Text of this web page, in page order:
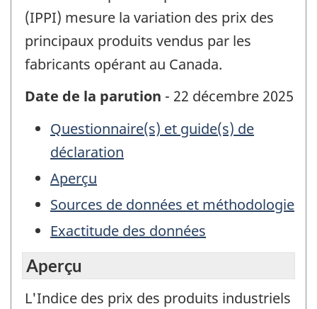
(IPPI) mesure la variation des prix des
principaux produits vendus par les
fabricants opérant au Canada.
Date de la parution - 22 décembre 2025
Questionnaire(s) et guide(s) de
déclaration
Aperçu
Sources de données et méthodologie
Exactitude des données
Aperçu
L'Indice des prix des produits industriels